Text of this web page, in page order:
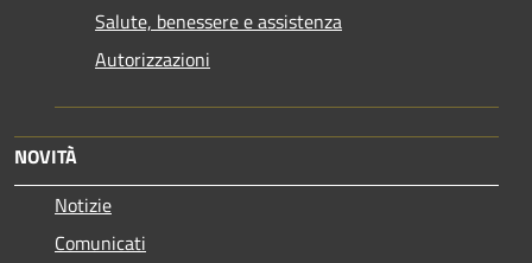
Salute, benessere e assistenza
Autorizzazioni
NOVITÀ
Notizie
Comunicati